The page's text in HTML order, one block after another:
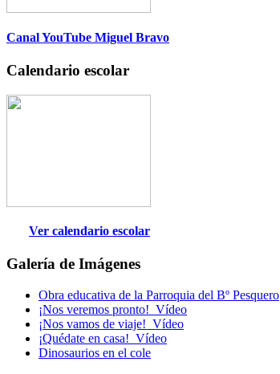
Canal YouTube Miguel Bravo
Calendario escolar
Ver calendario escolar
Galería de Imágenes
Obra educativa de la Parroquia del Bº Pesquero
¡Nos veremos pronto!_Vídeo
¡Nos vamos de viaje!_Vídeo
¡Quédate en casa!_Vídeo
Dinosaurios en el cole